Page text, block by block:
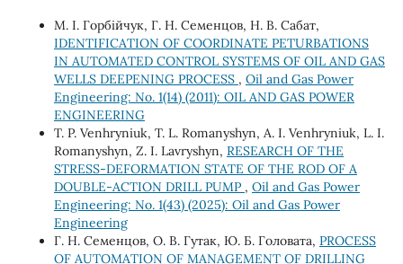
М. І. Горбійчук, Г. Н. Семенцов, Н. В. Сабат,
IDENTIFICATION OF COORDINATE PETURBATIONS
IN AUTOMATED CONTROL SYSTEMS OF OIL AND GAS
WELLS DEEPENING PROCESS , Oil and Gas Power
Engineering: No. 1(14) (2011): OIL AND GAS POWER
ENGINEERING
T. P. Venhryniuk, T. L. Romanyshyn, A. I. Venhryniuk, L. I.
Romanyshyn, Z. I. Lavryshyn, RESEARCH OF THE
STRESS-DEFORMATION STATE OF THE ROD OF A
DOUBLE-ACTION DRILL PUMP , Oil and Gas Power
Engineering: No. 1(43) (2025): Oil and Gas Power
Engineering
Г. Н. Семенцов, О. В. Гутак, Ю. Б. Головата, PROCESS
OF AUTOMATION OF MANAGEMENT OF DRILLING